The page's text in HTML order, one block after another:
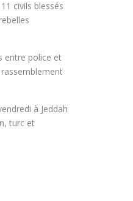
civils blessés
entre police et
à Jeddah
turc et